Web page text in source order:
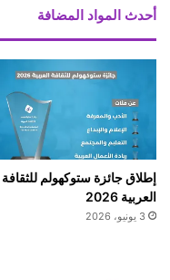
أحدث المواد المضافة
إطلاق جائزة ستوكهولم للثقافة
العربية 2026
3 يونيو، 2026